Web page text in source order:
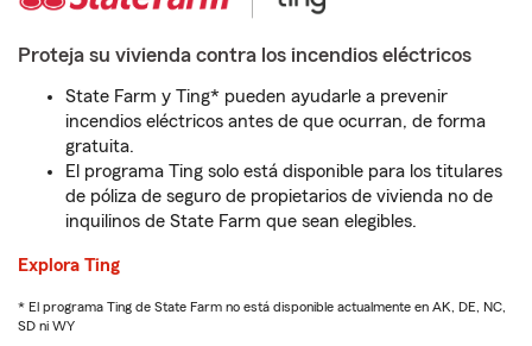
Proteja su vivienda contra los incendios eléctricos
State Farm y Ting* pueden ayudarle a prevenir
incendios eléctricos antes de que ocurran, de forma
gratuita.
El programa Ting solo está disponible para los titulares
de póliza de seguro de propietarios de vivienda no de
inquilinos de State Farm que sean elegibles.
Explora Ting
* El programa Ting de State Farm no está disponible actualmente en AK, DE, NC,
SD ni WY